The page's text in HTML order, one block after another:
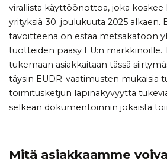
virallista käyttöönottoa, joka koskee
yrityksiä 30. joulukuuta 2025 alkaen.
tavoitteena on estää metsäkatoon
tuotteiden pääsy EU:n markkinoille.
tukemaan asiakkaitaan tässä
täysin EUDR-vaatimusten mukaisia
toimitusketjun läpinäkyvyyttä
selkeän dokumentoinnin jokaista
Mitä asiakkaamme